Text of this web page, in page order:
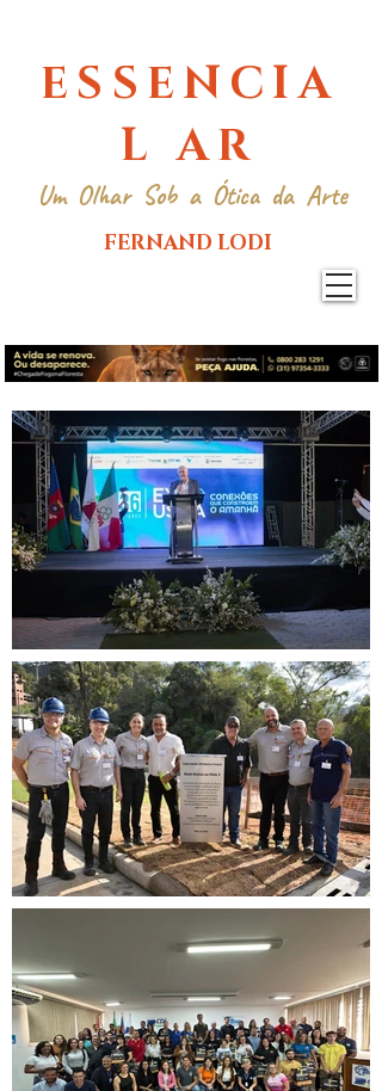
ESSENCIA
L AR
Um Olhar Sob a Ótica da Arte
FERNAND LODI